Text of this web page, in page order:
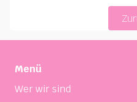
Menü
Wer wir sind